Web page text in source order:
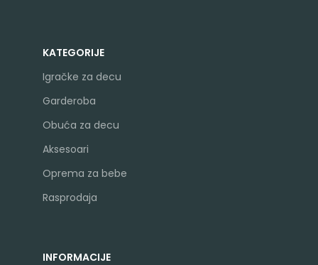
KATEGORIJE
Igračke za decu
Garderoba
Obuća za decu
Aksesoari
Oprema za bebe
Rasprodaja
INFORMACIJE